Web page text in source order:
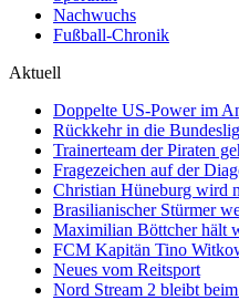
Nachwuchs
Fußball-Chronik
Aktuell
Doppelte US-Power im
Rückkehr in die
Trainerteam der Piraten
Fragezeichen auf der
Christian Hüneburg wird
Brasilianischer Stürmer
Maximilian Böttcher hält
FCM Kapitän Tino
Neues vom Reitsport
Nord Stream 2 bleibt